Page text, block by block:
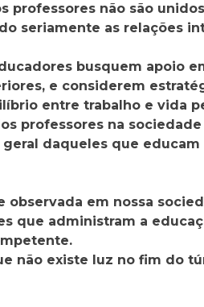
professores não são
seriamente as relações
busquem apoio
e considerem
entre trabalho e vida
professores na
daqueles que educam
em nossa
que administram a
não existe luz no fim do